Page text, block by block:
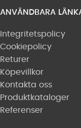
ANVÄNDBARA
Integritetspolicy
Cookiepolicy
Returer
Köpevillkor
Kontakta oss
Produktkataloger
Referenser